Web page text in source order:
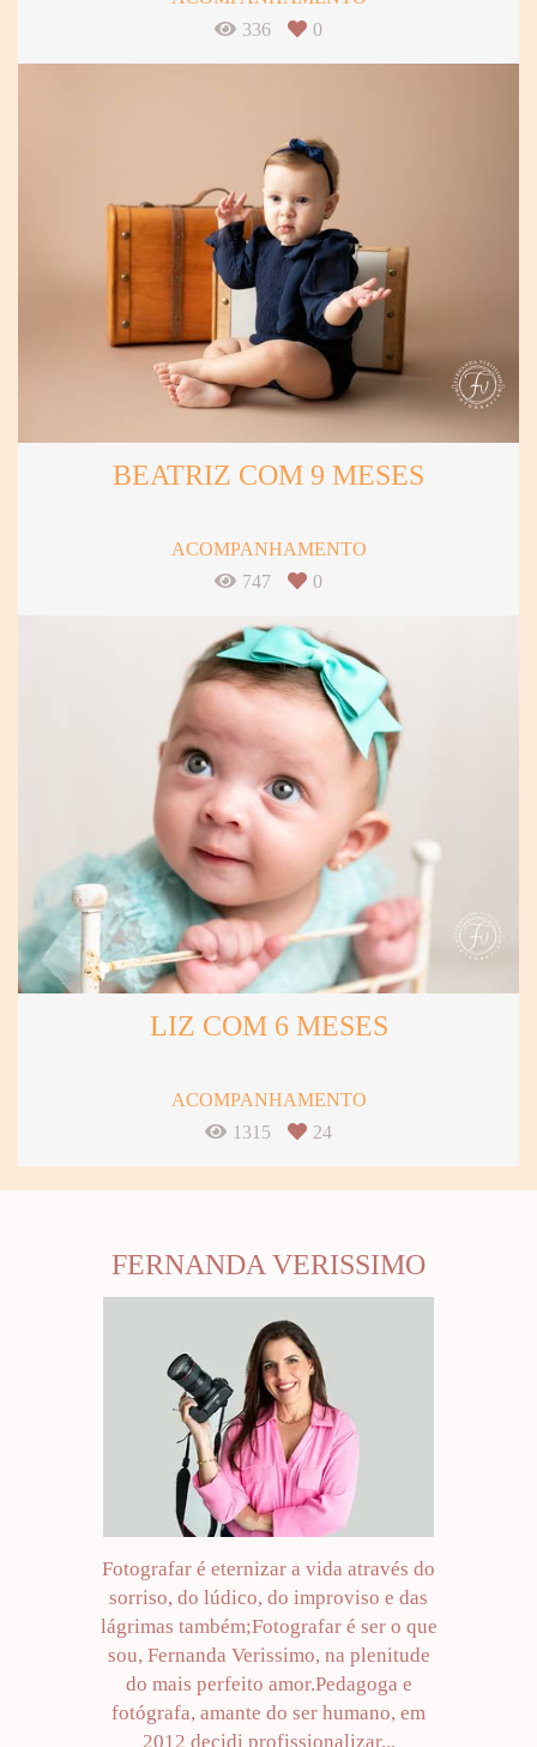
336
0
BEATRIZ COM 9 MESES
ACOMPANHAMENTO
747
0
LIZ COM 6 MESES
ACOMPANHAMENTO
1315
24
FERNANDA VERISSIMO
Fotografar é eternizar a vida através do
sorriso, do lúdico, do improviso e das
lágrimas também;Fotografar é ser o que
sou, Fernanda Verissimo, na plenitude
do mais perfeito amor.Pedagoga e
fotógrafa, amante do ser humano, em
2012 decidi profissionalizar...